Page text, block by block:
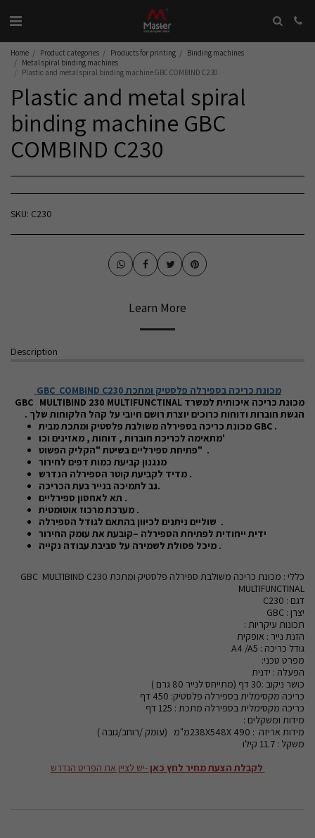
Home Product categories Products for printing
Binding machines
Metal spiral binding machines
Plastic and metal spiral binding machine GBC COMBIND C230
Plastic and metal spiral
binding machine GBC
COMBIND C230
SKU: C230
Learn More
Description
מכונת כריכה בספירלה פלסטיק ומתכת GBC COMBIND C230
מכונת כריכה איכותית למשרד GBC MULTIBIND 230 MULTIFUNCTINAL
הגשת חוברות ודוחות כרוכים יוצרת רושם חיובי על קהל הלקוחות שלך .
מכונת כריכה בספירלה משולבת פלסטיק GBC .
מתאימה לכריכת חוברות , דוחות , מאזינים וכו'
פתיחת ספירליים בשיטת "הקליק הפשוט" .
מדיד לקביעת קוטר הספירלה הנדרש .
גב לתמיכה בנייר בעת הכריכה.
תא לאחסון ספירליים .
מערכת מרכוז אוטומטית .
שוליים ניתנים לכיוון בהתאם לגודל הספירלה .
מיכל פסולת לשמירה על סביבת עבודה נקייה .
כללי : מכונת כריכה משולבת ספירלה פלסטיק ומתכת GBC MULTIBIND C230
MULTIFUNCTINAL
דגם : C230
יצרן : GBC
תכונות עיקריות :
הזנת נייר : אופקית
גודל כריכה : A4 /A5
מפרט טכני:
הפעלה : ידנית
כושר ניקוב :30 דף (מתייחס לנייר 80 גרם )
כריכה מקסימלית בספירלה פלסטיק: 450 דף
כריכה מקסימלית בספירלה מתכת : 125 דף
מידות ומשקלים :
מידות אריזה : 238X548X 490מ"מ (עומק /רוחב/גובה )
משקל : 11.7 קילו
לקבלת הצעת מחיר לחץ כאן-יש לציין את הפריט הנדרש